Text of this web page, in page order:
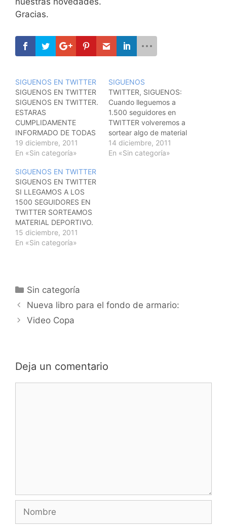
Gracias.
SIGUENOS EN TWITTER
SIGUENOS EN TWITTER
SIGUENOS EN TWITTER.
ESTARAS
CUMPLIDAMENTE
INFORMADO DE TODAS
LAS NOVEDADES.
ADEMAS CUANDO
SEGUIDORES
SORTEAREMOS ENTRE
TODOS VOSOTROS
MATERIAL DEPORTIVO.
SEGUIDNOS EN :
@VALLEFUTSAL
19 diciembre, 2011
En «Sin categoría»
SIGUENOS
TWITTER, SIGUENOS:
Cuando lleguemos a
1.500 seguidores en
TWITTER volveremos a
sortear algo de material
deportivo. Asi que ya
sabes, si no nos tienes
14 diciembre, 2011
En «Sin categoría»
SIGUENOS EN TWITTER
SIGUENOS EN TWITTER
SI LLEGAMOS A LOS
1500 SEGUIDORES EN
TWITTER SORTEAMOS
MATERIAL DEPORTIVO.
AGREGATE Y
RECOMIENDANOS.
15 diciembre, 2011
En «Sin categoría»
Categorías
Sin categoría
Navegación
de
Nueva libro para el fondo de armario:
Video Copa
Deja un comentario